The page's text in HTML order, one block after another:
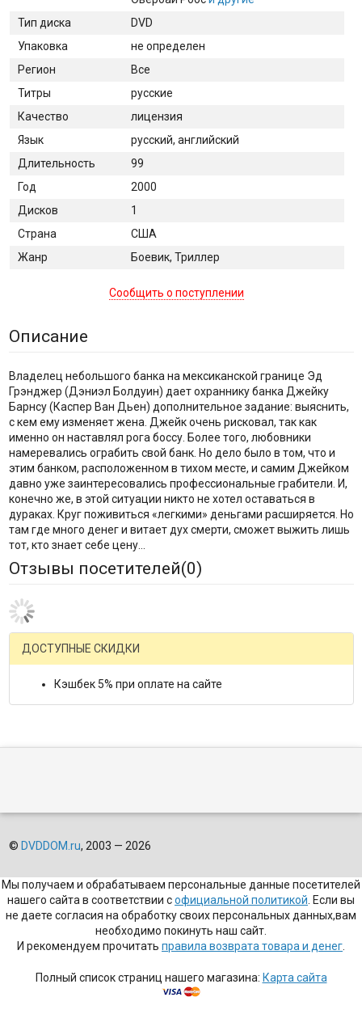
Тип диска
DVD
Упаковка
не определен
Регион
Все
Титры
русские
Качество
лицензия
Язык
русский, английский
Длительность
99
Год
2000
Дисков
1
Страна
США
Жанр
Боевик, Триллер
Сообщить о поступлении
Описание
Владелец небольшого банка на мексиканской границе Эд
Грэнджер (Дэниэл Болдуин) дает охраннику банка Джейку
Барнсу (Каспер Ван Дьен) дополнительное задание: выяснить,
с кем ему изменяет жена. Джейк очень рисковал, так как
именно он наставлял рога боссу. Более того, любовники
намеревались ограбить свой банк. Но дело было в том, что и
этим банком, расположенном в тихом месте, и самим Джейком
давно уже заинтересовались профессиональные грабители. И,
конечно же, в этой ситуации никто не хотел оставаться в
дураках. Круг поживиться «легкими» деньгами расширяется. Но
там где много денег и витает дух смерти, сможет выжить лишь
тот, кто знает себе цену...
Отзывы посетителей(0)
ДОСТУПНЫЕ СКИДКИ
Кэшбек 5% при оплате на сайте
© DVDDOM.ru, 2003 — 2026
Мы получаем и обрабатываем персональные данные посетителей
нашего сайта в соответствии софициальной политикой . Если вы
не даете согласия на обработку своих персональных данных,вам
необходимо покинуть наш сайт.
И рекомендуем прочитать правила возврата товара и денег
Полный список страниц нашего магазина: Карта сайта